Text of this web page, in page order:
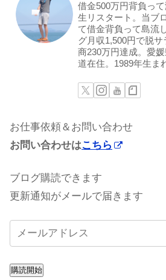
借金500万円背負っ
生リスタート。当ブ
て借金背負って島流
グ月収1,500円で脱サ
商230万円達成。愛
道在住。1989年生ま
お仕事依頼＆お問い合わせ
お問い合わせはこちら
ブログ購読できます
更新通知がメールで届きます
購読開始